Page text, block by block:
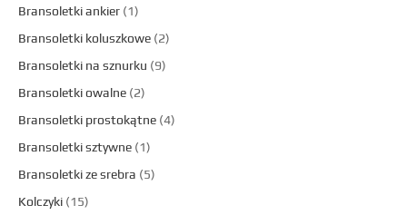
Bransoletki ankier 1
Bransoletki koluszkowe 2
Bransoletki na sznurku
9
Bransoletki owalne 2
Bransoletki prostokątne 4
Bransoletki sztywne 1
Bransoletki ze srebra
5
Kolczyki 15